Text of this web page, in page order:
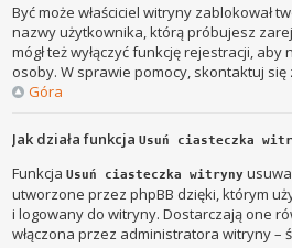
Być może właściciel witryny zablokował
nazwy użytkownika, którą próbujesz
mógł też wyłączyć funkcję rejestracji,
osoby. W sprawie pomocy, skontaktuj
Góra
Jak działa funkcjaUsuń ciasteczka
FunkcjaUsuń ciasteczka witryny
utworzone przez phpBB dzięki, którym
i logowany do witryny. Dostarczają one
włączona przez administratora witryny –